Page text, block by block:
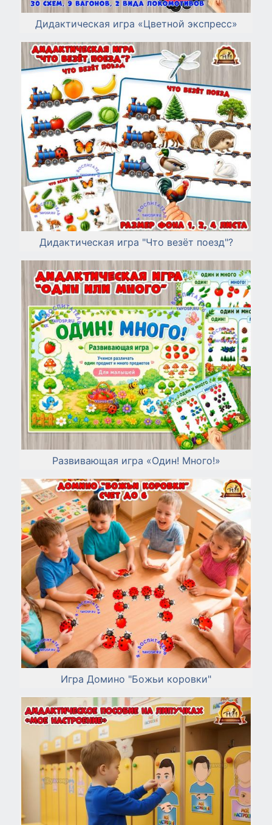
Дидактическая игра «Цветной экспресс»
Дидактическая игра "Что везёт поезд"?
Развивающая игра «Один! Много!»
Игра Домино "Божьи коровки"